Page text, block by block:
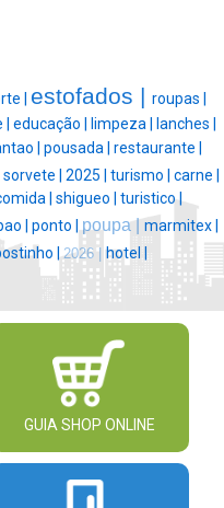
| estofados |
roupas |
educação | limpeza |
lanches |
| pousada | restaurante |
sorvete | 2025 | turismo | carne |
| shigueo | turistico |
| ponto | poupa | marmitex |
|2026 | hotel |
GUIA SHOP ONLINE